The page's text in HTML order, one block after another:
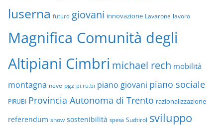
luserna futuro giovani innovazione Lavarone lavoro
Magnifica Comunità degli
Altipiani Cimbri michael rech mobilità
montagna neve pgz pi.ru.bi piano giovani piano sociale
PIRUBI Provincia Autonoma di Trento razionalizzazione
referendum snow sostenibilità spesa Sudtirol sviluppo